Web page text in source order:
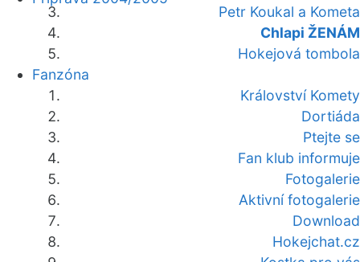
Petr Koukal a Kometa
Chlapi ŽENÁM
Hokejová tombola
Fanzóna
Království Komety
Dortiáda
Ptejte se
Fan klub informuje
Fotogalerie
Aktivní fotogalerie
Download
Hokejchat.cz